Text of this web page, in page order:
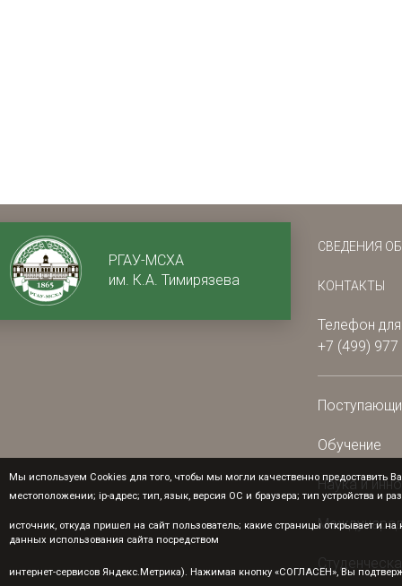
РГАУ-МСХА
им. К.А. Тимирязева
СВЕДЕНИЯ
КОНТАКТЫ
Телефон
+7 (499) 977
Обучение
Наука и
Мы используем Cookies для того, чтобы мы могли качественно предоставить
местоположении; ip-адрес; тип, язык, версия ОС и браузера; тип устройства и
источник, откуда пришел на сайт пользователь; какие страницы открывает и
данных использования сайта посредством
интернет-сервисов Яндекс.Метрика). Нажимая кнопку «СОГЛАСЕН», Вы